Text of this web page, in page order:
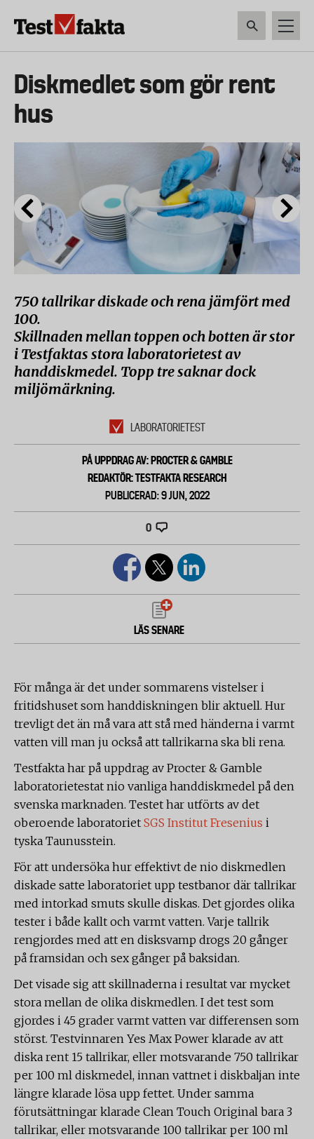
Huvudmeny
ny
Diskmedlet som gör rent
hus
750 tallrikar diskade och rena jämfört med
100.
Skillnaden mellan toppen och botten är stor
i Testfaktas stora laboratorietest av
handdiskmedel. Topp tre saknar dock
miljömärkning.
LABORATORIETEST
PÅ UPPDRAG AV: PROCTER & GAMBLE
REDAKTÖR: TESTFAKTA RESEARCH
PUBLICERAD: 9 JUN, 2022
0
LÄS SENARE
För många är det under sommarens vistelser i
fritidshuset som handdiskningen blir aktuell. Hur
trevligt det än må vara att stå med händerna i varmt
vatten vill man ju också att tallrikarna ska bli rena.
Testfakta har på uppdrag av Procter & Gamble
laboratorietestat nio vanliga handdiskmedel på den
svenska marknaden. Testet har utförts av det
oberoende laboratoriet SGS Institut Fresenius i
tyska Taunusstein.
För att undersöka hur effektivt de nio diskmedlen
diskade satte laboratoriet upp testbanor där tallrikar
med intorkad smuts skulle diskas. Det gjordes olika
tester i både kallt och varmt vatten. Varje tallrik
rengjordes med att en disksvamp drogs 20 gånger
på framsidan och sex gånger på baksidan.
Det visade sig att skillnaderna i resultat var mycket
stora mellan de olika diskmedlen. I det test som
gjordes i 45 grader varmt vatten var differensen som
störst. Testvinnaren Yes Max Power klarade av att
diska rent 15 tallrikar, eller motsvarande 750 tallrikar
per 100 ml diskmedel, innan vattnet i diskbaljan inte
längre klarade lösa upp fettet. Under samma
förutsättningar klarade Clean Touch Original bara 3
tallrikar, eller motsvarande 100 tallrikar per 100 ml